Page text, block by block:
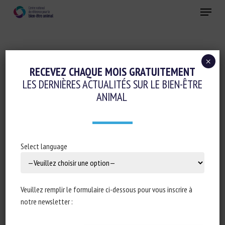
Menu
Réglementation
EU IMPLEMENTS FIRST ANIMAL
AGREEMENT
Type de document : Article publié sur le site d’
RECEVEZ CHAQUE MOIS GRATUITEMENT
LES DERNIÈRES ACTUALITÉS SUR LE BIEN-ÊTRE
ANIMAL
Select language
Veuillez remplir le formulaire ci-dessous pour vous inscrire à
notre newsletter :
×